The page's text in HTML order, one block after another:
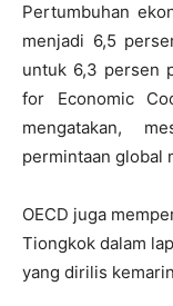
Pertumbuhan
menjadi 6,5
untuk 6,3 persen
for Economic
mengatakan,
permintaan global
OECD juga
Tiongkok dalam
yang dirilis